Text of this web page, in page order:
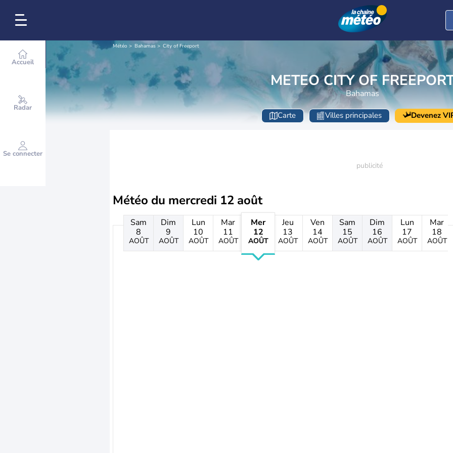
Accueil
Radar
Se connecter
Météo Bahamas City of Freeport
METEO CITY OF
Bahamas
Carte Villes principales Devenez
Météo du mercredi 12 août
Sam
8
AOÛT
Dim
9
AOÛT
Lun
10
AOÛT
Mar
11
AOÛT
Mer
12
AOÛT
Jeu
13
AOÛT
Ven
14
AOÛT
Sam
15
AOÛT
Dim
16
AOÛT
Lun
17
AOÛT
Mar
18
AOÛT